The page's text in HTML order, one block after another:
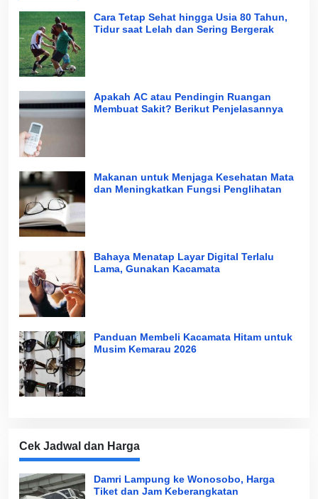
Cara Tetap Sehat hingga Usia 80 Tahun,
Tidur saat Lelah dan Sering Bergerak
Apakah AC atau Pendingin Ruangan
Membuat Sakit? Berikut Penjelasannya
Makanan untuk Menjaga Kesehatan Mata
dan Meningkatkan Fungsi Penglihatan
Bahaya Menatap Layar Digital Terlalu
Lama, Gunakan Kacamata
Panduan Membeli Kacamata Hitam untuk
Musim Kemarau 2026
Cek Jadwal dan Harga
Damri Lampung ke Wonosobo, Harga
Tiket dan Jam Keberangkatan